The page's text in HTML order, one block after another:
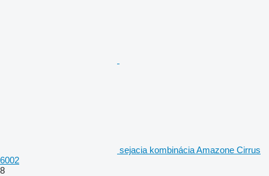
sejacia kombinácia Amazone Cirrus
6002
8